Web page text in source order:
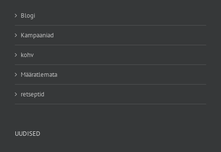
Blogi
Kampaaniad
kohv
Määratlemata
retseptid
UUDISED